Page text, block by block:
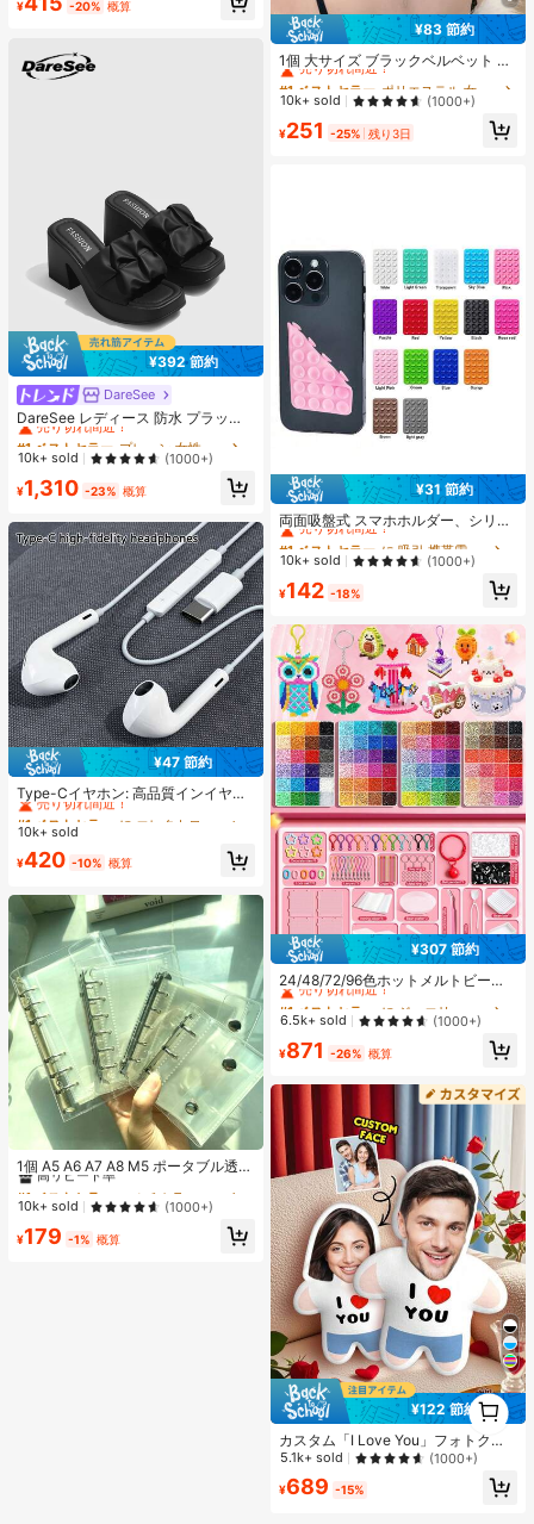
¥ -20% 概算
¥392 節約
DareSee
DareSee レディース 防水 プラット
フォーム 厚底サンダル オープントゥ
スリッポンシューズ 夏新作 チャンキ
ーハイヒール Y2Kスタイル 通学向け
#1 ベストセラー
売り切れ間近！
#1 ベストセラー
売り切れ間近！
#1 ベストセラー
売り切れ間近！
#1 ベストセラー
売り切れ間近！
10k+ sold (1000+)
¥1,310 -23% 概算
¥47 節約
Type-Cイヤホン: 高品質インイヤー
ヘッドホン、3ボタンインラインコ
ントロール内蔵、音楽再生、通話応
ーズ、Plus、Pro、Pro Maxモデル対
#1 ベストセラー
に エレクトロニクス
売り切れ間近！
#1 ベストセラー
売り切れ間近！
#1 ベストセラー
売り切れ間近！
#1 ベストセラー
10k+ sold
¥420 -10% 概算
1個 A5 A6 A7 A8 M5 ポータブル透明
ルーズリーフバインダー、透明ステ
ッカーブック、シールブック、ステ
ッカーブック、写真収納バッグ、フ
ォトアルバム、貯金プランブック、
プランナー、ノート、オフィス文房
#1 ベストセラー
マルチカラー バインダー
高リピート率
#1 ベストセラー
高リピート率
#1 ベストセラー
高リピート率
#1 ベストセラー
高リピート率
10k+ sold (1000+)
¥179 -1% 概算
¥83 節約
1個 大サイズ ブラックベルベット リ
ボン ヘアクリップ クリスタルライン
ストーン装飾付き、エレガントな二
重レイヤー フロック加工リボン レデ
ィース用
#1 ベストセラー
ポリエステル 女性のヘアアクセサリー
売り切れ間近！
#1 ベストセラー
売り切れ間近！
#1 ベストセラー
売り切れ間近！
#1 ベストセラー
売り切れ間近！
10k+ sold (1000+)
¥251 -25% 残り3日
¥31 節約
両面吸盤式 スマホホルダー、シリコ
ン製 滑り止め 洗える スマートフォ
ンブラケット ステッカー
#1 ベストセラー
に 吸引 携帯電話ホルダー
売り切れ間近！
#1 ベストセラー
売り切れ間近！
#1 ベストセラー
売り切れ間近！
#1 ベストセラー
売り切れ間近！
10k+ sold (1000+)
¥142 -18%
¥307 節約
24/48/72/96色ホットメルトビーズ
クリエイティブクラフトセット、ス
クエアペグボード、多層収納ボック
ス、アイロンペーパー、カラフルな
キーチェーン、装飾アクセサリー、
ハンギングロープ付き、DIY愛好家
フト、誕生日ギフトを手作りできま
す。
#1 ベストセラー
に ジュエリー製作セット
売り切れ間近！
#1 ベストセラー
売り切れ間近！
#1 ベストセラー
売り切れ間近！
#1 ベストセラー
売り切れ間近！
6.5k+ sold (1000+)
¥871 -26% 概算
¥122 節約
カスタム「I Love You」フォトクッ
ション - パーソナライズされた顔プ
ョン、ニット生地、ハート柄、カッ
5.1k+ sold (1000+)
¥689 -15%
1
1